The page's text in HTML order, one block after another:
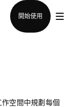
開始使用
空間中規劃每個